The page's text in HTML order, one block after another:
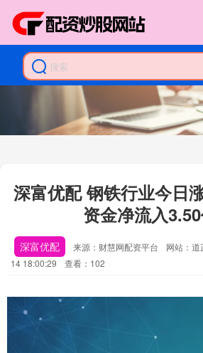
深富优配 钢铁行业今日
资金净流入
深富优配 来源：财慧网配资平台 网站：
14 18:00:29
查看：102